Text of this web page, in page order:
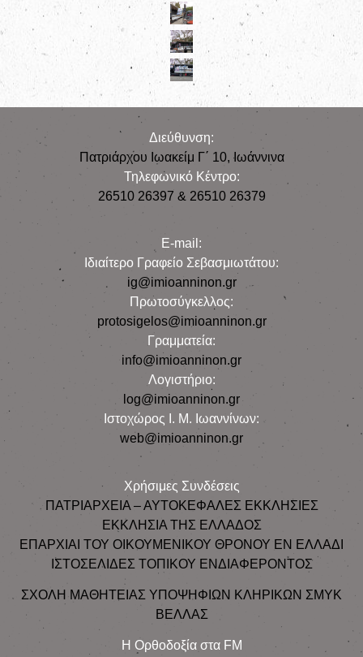
Διεύθυνση:
Πατριάρχου Ιωακείμ Γ΄ 10, Iωάννινα
Τηλεφωνικό Κέντρο:
26510 26397 & 26510 26379
E-mail:
Iδιαίτερο Γραφείο Σεβασμιωτάτου:
ig@imioanninon.gr
Πρωτοσύγκελλος:
protosigelos@imioanninon.gr
Γραμματεία:
info@imioanninon.gr
Λογιστήριο:
log@imioanninon.gr
Ιστοχώρος Ι. Μ. Ιωαννίνων:
web@imioanninon.gr
Χρήσιμες Συνδέσεις
ΠΑΤΡΙΑΡΧΕΙΑ – ΑΥΤΟΚΕΦΑΛΕΣ ΕΚΚΛΗΣΙΕΣ
ΕΚΚΛΗΣΙΑ ΤΗΣ ΕΛΛΑΔΟΣ
ΕΠΑΡΧΙΑΙ ΤΟΥ ΟΙΚΟΥΜΕΝΙΚΟΥ ΘΡΟΝΟΥ ΕΝ ΕΛΛΑΔΙ
ΙΣΤΟΣΕΛΙΔΕΣ ΤΟΠΙΚΟΥ ΕΝΔΙΑΦΕΡΟΝΤΟΣ
ΣΧΟΛΗ ΜΑΘΗΤΕΙΑΣ ΥΠΟΨΗΦΙΩΝ ΚΛΗΡΙΚΩΝ ΣΜΥΚ
ΒΕΛΛΑΣ
Η Ορθοδοξία στα FM